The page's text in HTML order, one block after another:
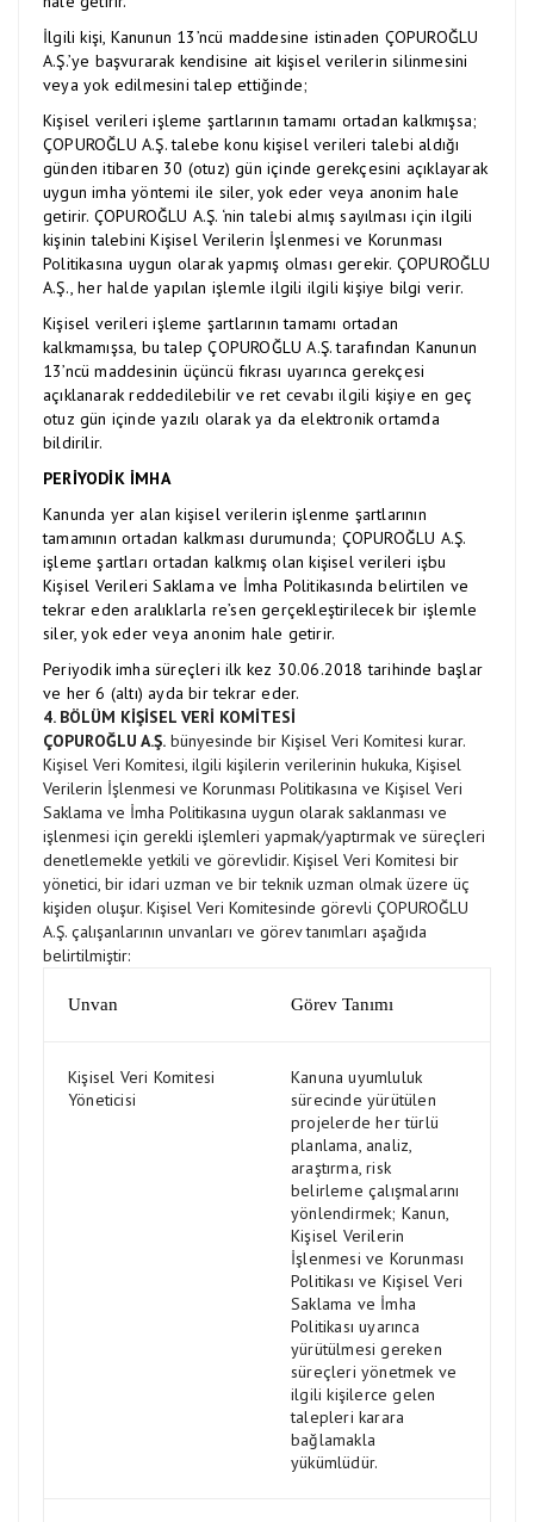
İlgili kişi, Kanunun 13’ncü maddesine istinaden ÇOPUROĞLU
A.Ş.’ye başvurarak kendisine ait kişisel verilerin silinmesini
veya yok edilmesini talep ettiğinde;
Kişisel verileri işleme şartlarının tamamı ortadan kalkmışsa;
ÇOPUROĞLU A.Ş. talebe konu kişisel verileri talebi aldığı
günden itibaren 30 (otuz) gün içinde gerekçesini açıklayarak
uygun imha yöntemi ile siler, yok eder veya anonim hale
getirir. ÇOPUROĞLU A.Ş. ‘nin talebi almış sayılması için ilgili
kişinin talebini Kişisel Verilerin İşlenmesi ve Korunması
Politikasına uygun olarak yapmış olması gerekir. ÇOPUROĞLU
A.Ş., her halde yapılan işlemle ilgili ilgili kişiye bilgi verir.
Kişisel verileri işleme şartlarının tamamı ortadan
kalkmamışsa, bu talep ÇOPUROĞLU A.Ş. tarafından Kanunun
13’ncü maddesinin üçüncü fıkrası uyarınca gerekçesi
açıklanarak reddedilebilir ve ret cevabı ilgili kişiye en geç
otuz gün içinde yazılı olarak ya da elektronik ortamda
bildirilir.
PERİYODİK İMHA
Kanunda yer alan kişisel verilerin işlenme şartlarının
tamamının ortadan kalkması durumunda; ÇOPUROĞLU A.Ş.
işleme şartları ortadan kalkmış olan kişisel verileri işbu
Kişisel Verileri Saklama ve İmha Politikasında belirtilen ve
tekrar eden aralıklarla re’sen gerçekleştirilecek bir işlemle
siler, yok eder veya anonim hale getirir.
Periyodik imha süreçleri ilk kez 30.06.2018 tarihinde başlar
ve her 6 (altı) ayda bir tekrar eder.
4. BÖLÜM KİŞİSEL VERİ KOMİTESİ
ÇOPUROĞLU A.Ş. bünyesinde bir Kişisel Veri Komitesi kurar.
Kişisel Veri Komitesi, ilgili kişilerin verilerinin hukuka, Kişisel
Verilerin İşlenmesi ve Korunması Politikasına ve Kişisel Veri
Saklama ve İmha Politikasına uygun olarak saklanması ve
işlenmesi için gerekli işlemleri yapmak/yaptırmak ve süreçleri
denetlemekle yetkili ve görevlidir. Kişisel Veri Komitesi bir
yönetici, bir idari uzman ve bir teknik uzman olmak üzere üç
kişiden oluşur. Kişisel Veri Komitesinde görevli ÇOPUROĞLU
A.Ş. çalışanlarının unvanları ve görev tanımları aşağıda
belirtilmiştir:
Unvan Görev Tanımı
Kişisel Veri Komitesi
Yöneticisi
Kanuna uyumluluk
sürecinde yürütülen
projelerde her türlü
planlama, analiz,
araştırma, risk
belirleme çalışmalarını
yönlendirmek; Kanun,
Kişisel Verilerin
İşlenmesi ve Korunması
Politikası ve Kişisel Veri
Saklama ve İmha
Politikası uyarınca
yürütülmesi gereken
süreçleri yönetmek ve
ilgili kişilerce gelen
talepleri karara
bağlamakla
yükümlüdür.